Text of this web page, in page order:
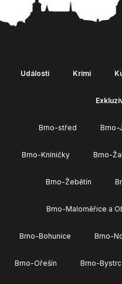
Události Krimi
Brno-střed Brno-
Brno-Kníničky Brno-
Brno-Žebětín
Brno-Maloměřice a
Brno-Bohunice Brno-
Brno-Ořešín Brno-Bystrc